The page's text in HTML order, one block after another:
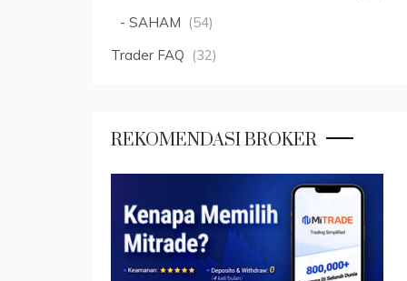
SAHAM (54)
Trader FAQ (32)
REKOMENDASI BROKER